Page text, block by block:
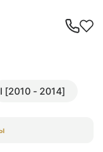
I [2010 - 2014]